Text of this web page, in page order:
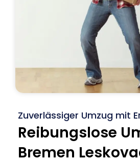
Zuverlässiger Umzug mit
Reibungslose
Bremen